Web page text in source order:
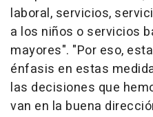
laboral, servicios,
a los niños o servicios
mayores". "Por eso,
énfasis en estas
las decisiones que
van en la buena